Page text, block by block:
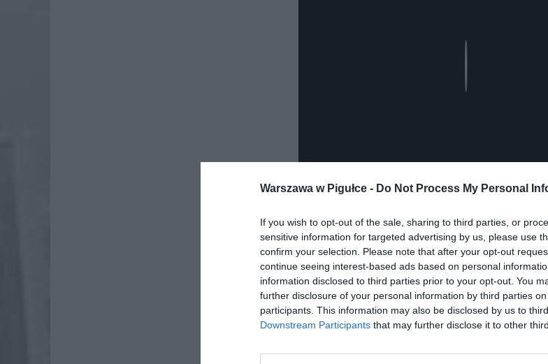
Warszawa w Pigułce - Do Not Process My Personal
If you wish to opt-out of the sale, sharing to third parties, or
sensitive information for targeted advertising by us, please use
confirm your selection. Please note that after your opt-out
continue seeing interest-based ads based on personal
information disclosed to third parties prior to your opt-out. You
further disclosure of your personal information by third parties on
participants. This information may also be disclosed by us to
Downstream Participants that may further disclose it to other
ad